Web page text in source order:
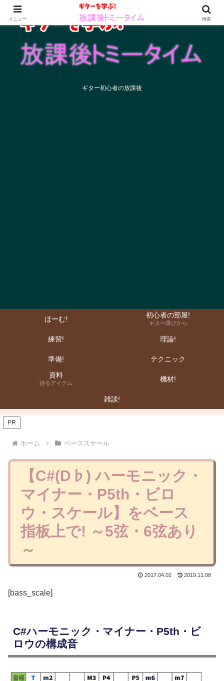
ギター初心者の放課後
ほーむ! 初心者の部屋!
ギター選びから
練習! 理論!
準備!
テクニック
資料
捗るアイテム 機材!
雑談!
PR
ホーム ベーススケール
【C#(D♭) ハーモニック・
マイナー・P5th・ビロ
ウ・スケール】をベース
指板上で! ～5弦・6弦あり
～
2017.04.02 2019.11.08
[bass_scale]
C#ハーモニック・マイナー・P5th・ビ
ロウの構成音
メニュー 検索